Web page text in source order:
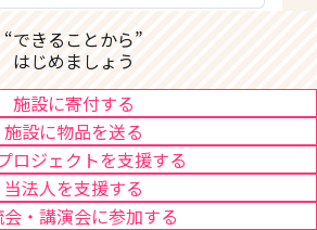
“できることから”
はじめましょう
施設に寄付する
施設に物品を送る
ロジェクトを支援する
当法人を支援する
・講演会に参加する